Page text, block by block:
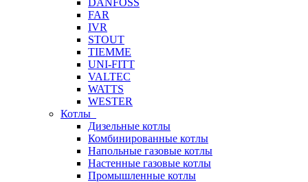
DANFOSS
FAR
IVR
STOUT
TIEMME
UNI-FITT
VALTEC
WATTS
WESTER
Котлы
Дизельные котлы
Комбинированные котлы
Напольные газовые котлы
Настенные газовые котлы
Промышленные котлы